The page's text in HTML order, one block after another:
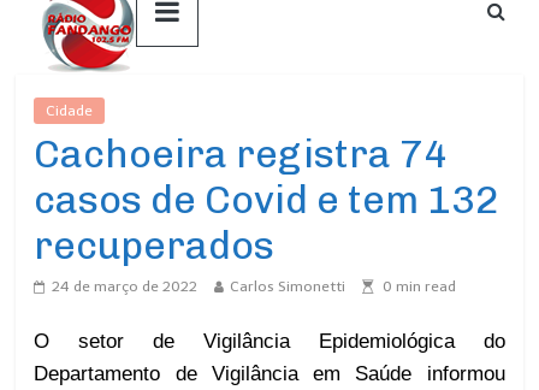
Cidade
Cachoeira registra 74
casos de Covid e tem 132
recuperados
24 de março de 2022 Carlos Simonetti 0 min read
O setor de Vigilância Epidemiológica do
Departamento de Vigilância em Saúde informou